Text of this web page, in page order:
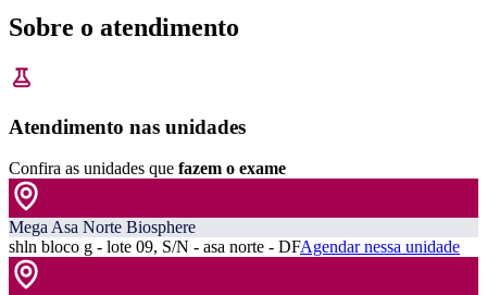
Sobre o atendimento
Atendimento nas unidades
Confira as unidades que fazem o exame
Mega Asa Norte Biosphere
shln bloco g - lote 09, S/N - asa norte - DFAgendar nessa unidade